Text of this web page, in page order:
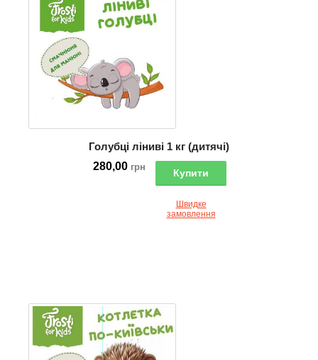
Голубці ліниві 1 кг (дитячі)
280,00 грн
Купити
Швидке
замовлення